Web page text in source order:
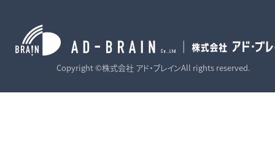
Copyright ©株式会社 アド・ブレインAll rights reserved.